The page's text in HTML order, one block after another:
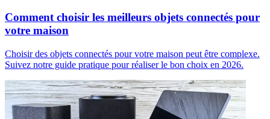
Comment choisir les meilleurs objets connectés pour
votre maison
Choisir des objets connectés pour votre maison peut être complexe.
Suivez notre guide pratique pour réaliser le bon choix en 2026.